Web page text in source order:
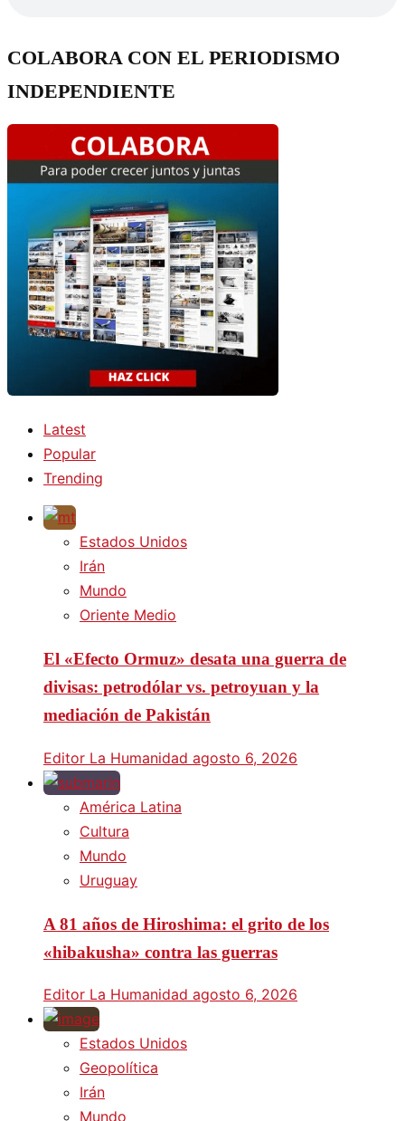
COLABORA CON EL PERIODISMO
INDEPENDIENTE
Latest
Popular
Trending
Estados Unidos
Irán
Mundo
Oriente Medio
El «Efecto Ormuz» desata una guerra de
divisas: petrodólar vs. petroyuan y la
mediación de Pakistán
Editor La Humanidad agosto 6, 2026
América Latina
Cultura
Mundo
Uruguay
A 81 años de Hiroshima: el grito de los
«hibakusha» contra las guerras
Editor La Humanidad agosto 6, 2026
Estados Unidos
Geopolítica
Irán
Mundo